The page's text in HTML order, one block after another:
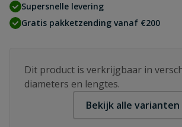
Supersnelle levering
Gratis pakketzending vanaf €200
Dit product is verkrijgbaar in
diameters en lengtes.
Bekijk alle varianten